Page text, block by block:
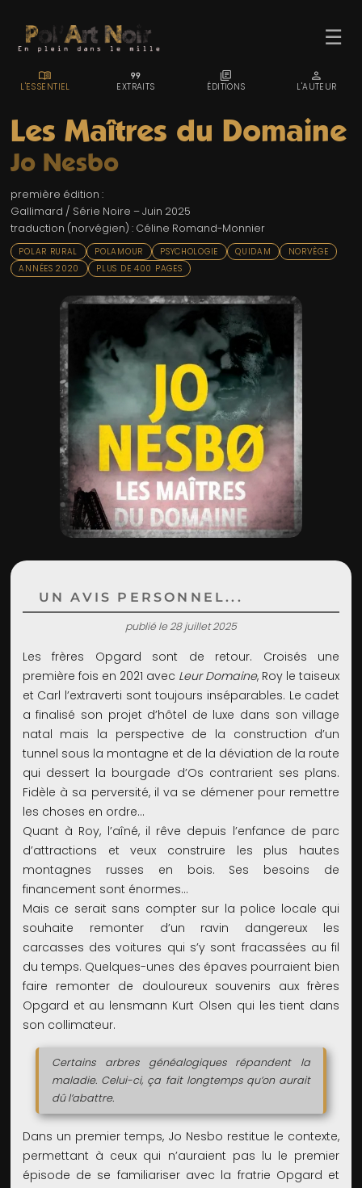
☰
ACCUEIL
TROMBINO
INDEX
RECHERCHE
LIENS & FESTIVALS
UN POLAR AU HASARD
Les Maîtres du Domaine
Jo Nesbo
première édition :
Gallimard / Série Noire – Juin 2025
traduction (norvégien) : Céline Romand-Monnier
POLAR RURAL POLAMOUR PSYCHOLOGIE QUIDAM
NORVÈGE
ANNÉES 2020
PLUS DE 400 PAGES
UN AVIS PERSONNEL...
publié le 28 juillet 2025
Les frères Opgard sont de retour. Croisés une
première fois en 2021 avec Leur Domaine, Roy le taiseux
et Carl l’extraverti sont toujours inséparables. Le cadet
a finalisé son projet d’hôtel de luxe dans son village
natal mais la perspective de la construction d’un
tunnel sous la montagne et de la déviation de la route
qui dessert la bourgade d’Os contrarient ses plans.
Fidèle à sa perversité, il va se démener pour remettre
les choses en ordre…
Quant à Roy, l’aîné, il rêve depuis l’enfance de parc
d’attractions et veux construire les plus hautes
montagnes russes en bois. Ses besoins de
financement sont énormes…
Mais ce serait sans compter sur la police locale qui
souhaite remonter d’un ravin dangereux les
carcasses des voitures qui s’y sont fracassées au fil
du temps. Quelques-unes des épaves pourraient bien
faire remonter de douloureux souvenirs aux frères
Opgard et au lensmann Kurt Olsen qui les tient dans
son collimateur.
Certains arbres généalogiques répandent la
maladie. Celui-ci, ça fait longtemps qu’on aurait
dû l’abattre.
Dans un premier temps, Jo Nesbo restitue le contexte,
permettant à ceux qui n’auraient pas lu le premier
épisode de se familiariser avec la fratrie Opgard et
MENU_BOOK
L'ESSENTIEL
FORMAT_QUOTE
EXTRAITS
LIBRARY_BOOKS
ÉDITIONS
PERSON
L'AUTEUR